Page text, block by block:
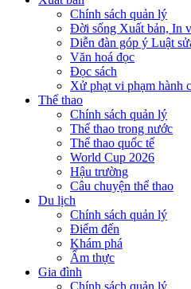
Chính sách quản lý
Đời sống Xuất bản, In
Diễn đàn góp ý Luật
Văn hoá đọc
Đọc sách
Xử phạt vi phạm hành
Thể thao
Chính sách quản lý
Thể thao trong nước
Thể thao quốc tế
World Cup 2026
Hậu trường
Câu chuyện thể thao
Du lịch
Chính sách quản lý
Điểm đến
Khám phá
Ẩm thực
Gia đình
Chính sách quản lý